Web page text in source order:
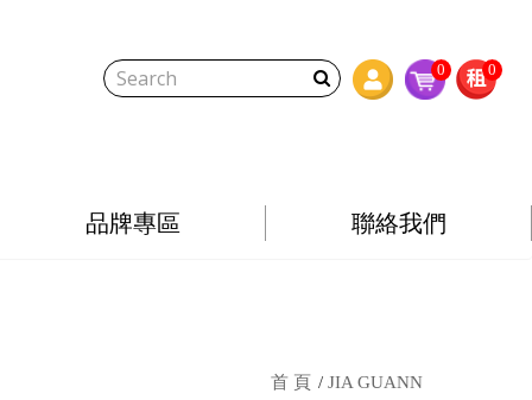
0 0
品牌專區 聯絡我們
首 頁 JIA GUANN